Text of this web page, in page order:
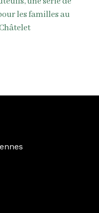
les familles au